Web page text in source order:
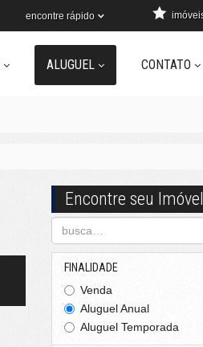
encontre rápido
ALUGUEL CONTATO
Encontre seu Imóvel
FINALIDADE
Venda
Aluguel Anual
Aluguel Temporada